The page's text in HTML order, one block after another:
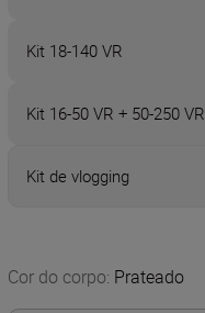
Kit 18-140 VR
Kit 16-50 VR + 50-250 VR
Kit de vlogging
Cor do corpo: Prateado